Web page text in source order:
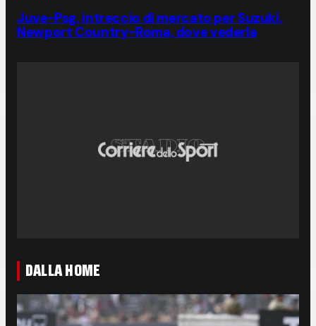
Juve-Psg, intreccio di mercato per Suzuki.
Newport Country-Roma, dove vederla
DALLA HOME